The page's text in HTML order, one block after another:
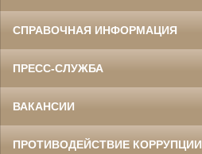
СПРАВОЧНАЯ ИНФОРМАЦИЯ
ПРЕСС-СЛУЖБА
ВАКАНСИИ
ПРОТИВОДЕЙСТВИЕ КОРРУПЦИИ